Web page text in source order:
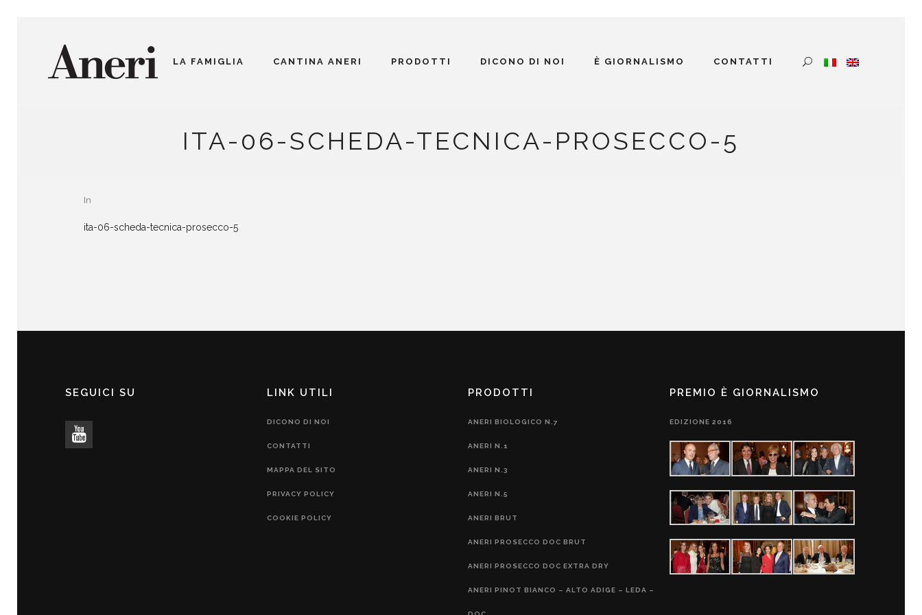
LA FAMIGLIA CANTINA ANERI PRODOTTI DICONO DI NOI È GIORNALISMO CONTATTI
ITA-06-SCHEDA-TECNICA-PROSECCO-5
In
ita-06-scheda-tecnica-prosecco-5
SEGUICI SU LINK UTILI
DICONO DI NOI
CONTATTI
MAPPA DEL SITO
PRIVACY POLICY
COOKIE POLICY
PRODOTTI
ANERI BIOLOGICO N.7
ANERI N.1
ANERI N.3
ANERI N.5
ANERI BRUT
ANERI PROSECCO DOC BRUT
ANERI PROSECCO DOC EXTRA DRY
ANERI PINOT BIANCO – ALTO ADIGE – LEDA –
PREMIO È GIORNALISMO
EDIZIONE 2016